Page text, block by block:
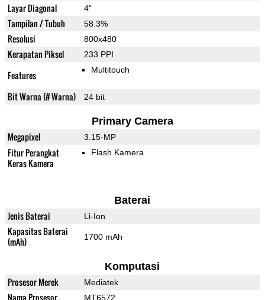
Layar Diagonal 4"
Tampilan / Tubuh 58.3%
Resolusi 800x480
Kerapatan Piksel 233 PPI
Features Multitouch
Bit Warna (# Warna) 24 bit
Primary Camera
Megapixel 3.15-MP
Fitur Perangkat
Keras Kamera
Flash Kamera
Baterai
Jenis Baterai Li-Ion
Kapasitas Baterai
(mAh)
1700 mAh
Komputasi
Prosesor Merek Mediatek
Nama Prosesor MT6572